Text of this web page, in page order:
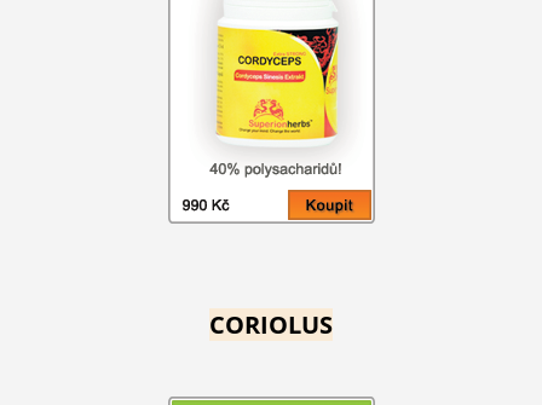
CORIOLUS